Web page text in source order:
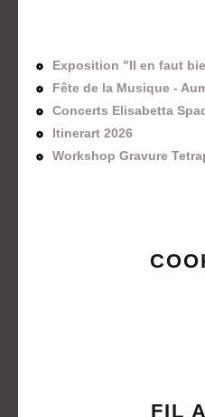
Exposition "Il en faut
Fête de la Musique -
Concerts Elisabetta
Itinerart 2026
Workshop Gravure
FIL